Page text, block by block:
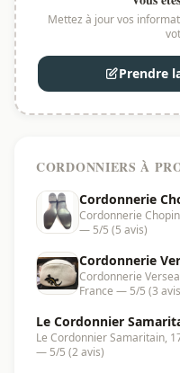
Mettez à jour vos
Prendre
CORDONNIERS À
Cordonnerie
Cordonnerie
— 5/5 (5 avis)
Cordonnerie
Cordonnerie
France — 5/5 (3
Le Cordonnier
Le Cordonnier Samaritain,
— 5/5 (2 avis)